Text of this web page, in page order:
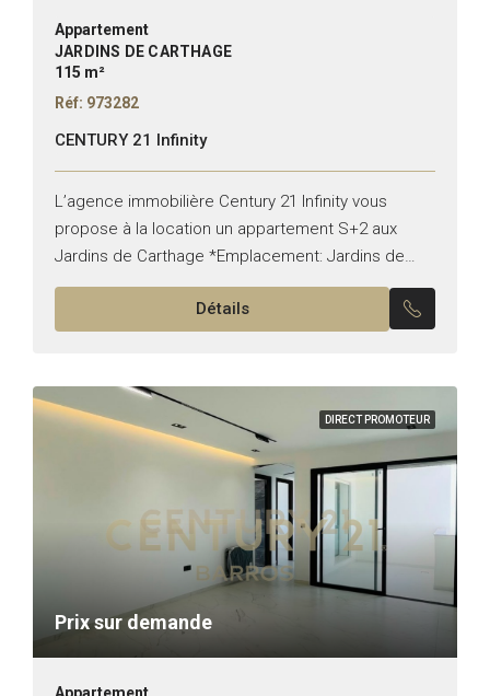
Appartement
JARDINS DE CARTHAGE
115 m²
Réf: 973282
CENTURY 21 Infinity
L’agence immobilière Century 21 Infinity vous
propose à la location un appartement S+2 aux
Jardins de Carthage *Emplacement: Jardins de
Carthage *Typologie: S+2 *État: vide Il est
composé de: -Un salon, une...
Détails
DIRECT PROMOTEUR
Prix sur demande